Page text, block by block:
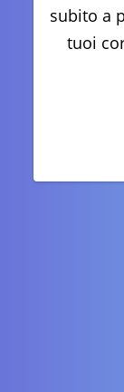
subito a
tuoi